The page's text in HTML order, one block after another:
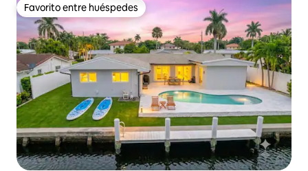
Favorito entre huéspedes
Favorito entre huéspedes